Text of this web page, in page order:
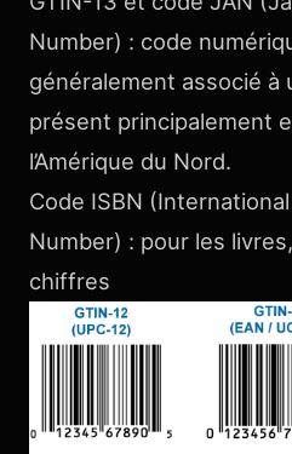
Number) : code
généralement associé à
présent principalement
l’Amérique du Nord.
Code ISBN
Number) : pour les
chiffres